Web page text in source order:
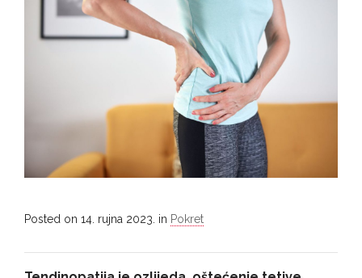
Posted on 14. rujna 2023. in Pokret